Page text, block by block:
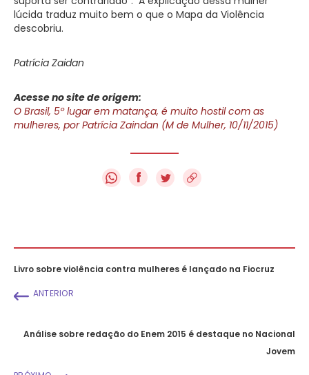
lúcida traduz muito bem o que o Mapa da Violência
descobriu.
Patrícia Zaidan
Acesse no site de origem:
O Brasil, 5º lugar em matança, é muito hostil com as
mulheres, por Patrícia Zaindan (M de Mulher, 10/11/2015)
f
Livro sobre violência contra mulheres é lançado na Fiocruz
ANTERIOR
Análise sobre redação do Enem 2015 é destaque no Nacional
Jovem